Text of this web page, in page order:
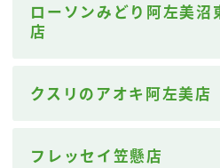
ローソンみどり阿左美沼
店
クスリのアオキ阿左美店
フレッセイ笠懸店